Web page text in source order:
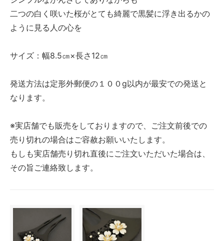
二つの白く咲いた桜がとても綺麗で黒髪に浮き出るかの
ように見る人の心を
サイズ：幅8.5㎝×長さ12㎝
発送方法は定形外郵便の１００g以内が最安での発送と
なります。
※実店舗でも販売をしておりますので、ご注文前後での
売り切れの場合はご容赦お願いいたします。
もしも実店舗売り切れ直後にご注文いただいた場合は、
その旨ご連絡致します。